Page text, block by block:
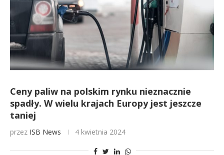
Ceny paliw na polskim rynku nieznacznie
spadły. W wielu krajach Europy jest jeszcze
taniej
przez ISB News 4 kwietnia 2024